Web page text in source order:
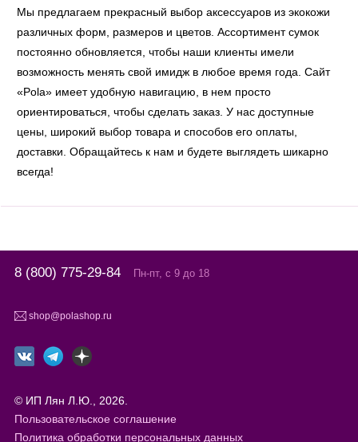
Мы предлагаем прекрасный выбор аксессуаров из экокожи
различных форм, размеров и цветов. Ассортимент сумок
постоянно обновляется, чтобы наши клиенты имели
возможность менять свой имидж в любое время года. Сайт
«Pola» имеет удобную навигацию, в нем просто
ориентироваться, чтобы сделать заказ. У нас доступные
цены, широкий выбор товара и способов его оплаты,
доставки. Обращайтесь к нам и будете выглядеть шикарно
всегда!
8 (800) 775-29-84 Пн-пт, с 9 до 18
shop@polashop.ru
© ИП Лян Л.Ю., 2026.
Пользовательское соглашение
Политика обработки персональных данных